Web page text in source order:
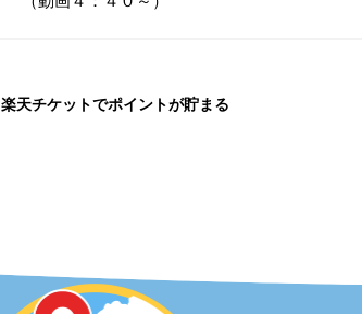
楽天チケットでポイントが貯まる